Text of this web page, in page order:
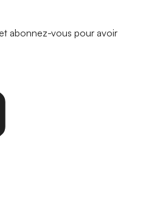
abonnez-vous pour avoir